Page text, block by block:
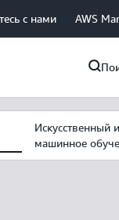
с нами AWS
Искусственный
машинное